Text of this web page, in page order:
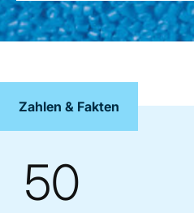
Zahlen & Fakten
50